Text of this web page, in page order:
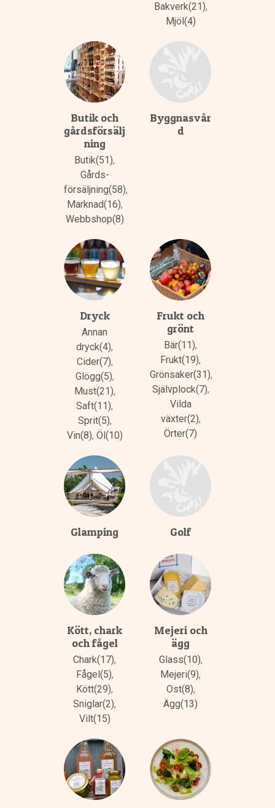
Bakverk(21),
Mjöl(4)
Butik och
gårdsförsälj
ning
Butik(51),
Gårds­
försäljning(58),
Marknad(16),
Webbshop(8)
Byggnasvår
d
Dryck
Annan
dryck(4),
Cider(7),
Glögg(5),
Must(21),
Saft(11),
Sprit(5),
Vin(8), Öl(10)
Frukt och
grönt
Bär(11),
Frukt(19),
Grönsaker(31),
Självplock(7),
Vilda
växter(2),
Örter(7)
Glamping Golf
Kött, chark
och fågel
Chark(17),
Fågel(5),
Kött(29),
Sniglar(2),
Vilt(15)
Mejeri och
ägg
Glass(10),
Mejeri(9),
Ost(8),
Ägg(13)